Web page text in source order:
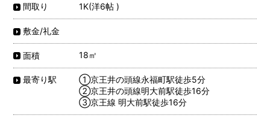
間取り 1K(洋6帖 )
敷金/礼金
面積 18㎡
最寄り駅
①京王井の頭線永福町駅徒歩5分
②京王井の頭線明大前駅徒歩16分
③京王線 明大前駅徒歩16分